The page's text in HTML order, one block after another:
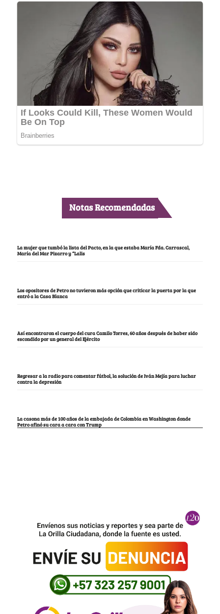
Notas Recomendadas
La mujer que tumbó la lista del Pacto, en la que estaba María Fda. Carrascal,
María del Mar Pizarro y “Lalis
Los opositores de Petro no tuvieron más opción que criticar la puerta por la que
entró a la Casa Blanca
Así encontraron el cuerpo del cura Camilo Torres, 60 años después de haber sido
escondido por un general del Ejército
Regresar a la radio para comentar fútbol, la solución de Iván Mejía para luchar
contra la depresión
La casona más de 100 años de la embajada de Colombia en Washington donde
Petro afinó su cara a cara con Trump